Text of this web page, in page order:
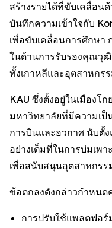
สร้างรายได้ที่ขับเคลื่อน
บันทึกความเข้าใจกับ
เพื่อขับเคลื่อนการศึกษา
ในด้านการรับรองคุณวุ
ทั้งเกาหลีและอุตสาหกร
KAU ซึ่งตั้งอยู่ในเมืองโก
มหาวิทยาลัยที่มีความเป็
การบินและอวกาศ นับตั้
อย่างเต็มที่ในการบ่มเพ
เพื่อสนับสนุนอุตสาหกรร
ข้อตกลงดังกล่าวกำหน
การปรับใช้แพลตฟอ